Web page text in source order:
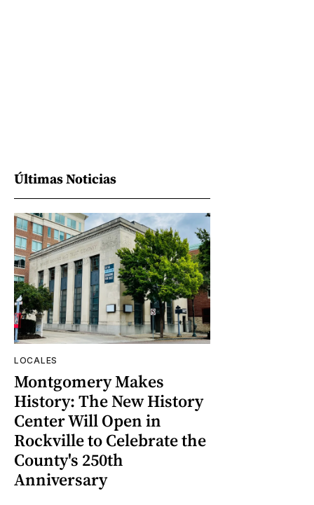
Últimas Noticias
LOCALES
Montgomery Makes
History: The New History
Center Will Open in
Rockville to Celebrate the
County's 250th
Anniversary